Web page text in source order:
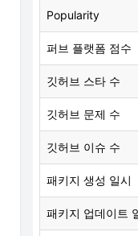
Popularity
퍼브 플랫폼 점수
깃허브 스타 수
깃허브 문제 수
깃허브 이슈 수
패키지 생성 일시
패키지 업데이트